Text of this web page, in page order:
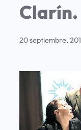
Clarín.
20 septiembre,